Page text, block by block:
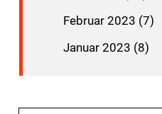
Februar 2023 (7)
Januar 2023 (8)